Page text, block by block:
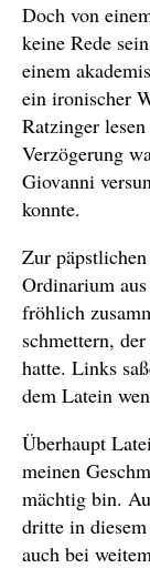
Doch von
keine Rede
einem
ein ironischer
Ratzinger
Verzögerung
Giovanni
konnte.
Zur
Ordinarium
fröhlich
schmettern,
hatte. Links
dem Latein
Überhaupt
meinen
mächtig bin.
dritte in
auch bei